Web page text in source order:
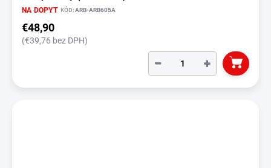
NA DOPYT KÓD:ARB-ARB605A
€48,90
(€39,76 bez DPH)
+
−